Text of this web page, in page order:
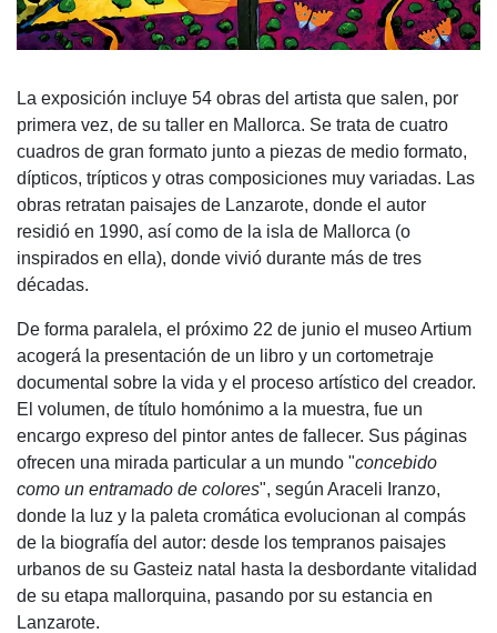
La exposición incluye 54 obras del artista que salen, por
primera vez, de su taller en Mallorca. Se trata de cuatro
cuadros de gran formato junto a piezas de medio formato,
dípticos, trípticos y otras composiciones muy variadas. Las
obras retratan paisajes de Lanzarote, donde el autor
residió en 1990, así como de la isla de Mallorca (o
inspirados en ella), donde vivió durante más de tres
décadas.
De forma paralela, el próximo 22 de junio el museo Artium
acogerá la presentación de un libro y un cortometraje
documental sobre la vida y el proceso artístico del creador.
El volumen, de título homónimo a la muestra, fue un
encargo expreso del pintor antes de fallecer. Sus páginas
ofrecen una mirada particular a un mundo "concebido
como un entramado de colores", según Araceli Iranzo,
donde la luz y la paleta cromática evolucionan al compás
de la biografía del autor: desde los tempranos paisajes
urbanos de su Gasteiz natal hasta la desbordante vitalidad
de su etapa mallorquina, pasando por su estancia en
Lanzarote.